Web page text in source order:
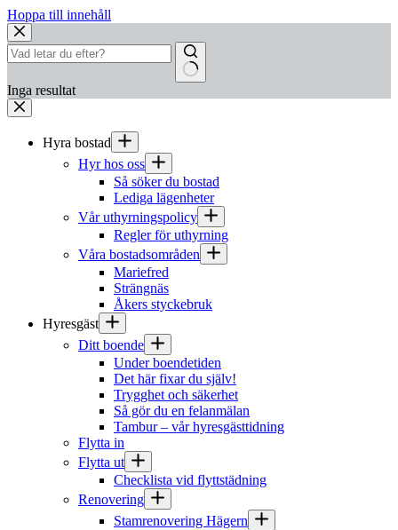
Hoppa till innehåll
Inga resultat
Hyra bostad
Hyr hos oss
Så söker du bostad
Lediga lägenheter
Vår uthyrningspolicy
Regler för uthyrning
Våra bostadsområden
Mariefred
Strängnäs
Åkers styckebruk
Hyresgäst
Ditt boende
Under boendetiden
Det här fixar du själv!
Trygghet och säkerhet
Så gör du en felanmälan
Tambur – vår hyresgästtidning
Flytta in
Flytta ut
Checklista vid flyttstädning
Renovering
Stamrenovering Hägern